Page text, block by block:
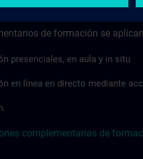
de formación
de formación se
presenciales, en aula y in situ
en línea en directo mediante
complementarias de